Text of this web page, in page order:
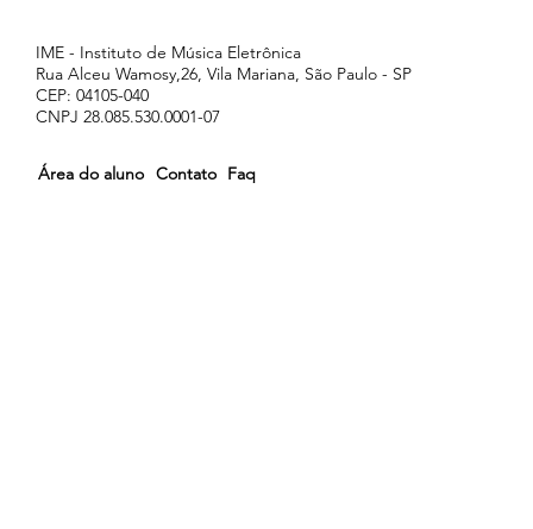
IME - Instituto de Música Eletrônica
Rua Alceu Wamosy,26, Vila Mariana, São Paulo - SP
CEP: 04105-040
CNPJ 28.085.530.0001-07
Área do aluno Contato Faq